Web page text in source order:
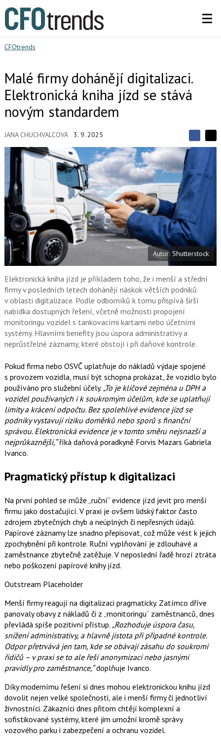
CFOtrends
Malé firmy dohánějí digitalizaci.
Elektronická kniha jízd se stává
novým standardem
JANA CHUCHVALCOVÁ 3. 9. 2025
S
d
í
l
e
t
S
a
e
o
k
e
j
X
Autor: Shutterstock
Elektronická kniha jízd je příkladem toho, že i menší a střední
firmy v posledních letech dohánějí náskok větších podniků
v oblasti digitalizace. Podle odborníků k tomu přispívá širší
nabídka dostupných řešení, včetně možnosti propojení
monitoringu vozidel s tankovacími kartami nebo účetními
systémy. Hlavními benefity jsou úspora administrativy a
neprůstřelné záznamy, které obstojí i při daňové kontrole.
Pokud firma nebo OSVČ uplatňuje do nákladů výdaje spojené
s provozem vozidla, musí být schopna prokázat, že vozidlo bylo
používáno pro služební účely. „To je klíčové zejména u DPH a
vozidel používaných i k soukromým účelům, kde se uplatňují
limity a krácení odpočtu. Bez spolehlivé evidence jízd se
podniky vystavují riziku doměrků nebo sporů s finanční
správou. Elektronická evidence je v tomto směru nejsnazší a
nejprůkaznější,“říká daňová poradkyně Forvis Mazars Gabriela
Ivanco.
Pragmatický přístup k digitalizaci
Na první pohled se může „ruční“ evidence jízd jevit pro menší
firmu jako dostačující. V praxi je ovšem lidský faktor často
zdrojem zbytečných chyb a neúplných či nepřesných údajů.
Papírové záznamy lze snadno přepisovat, což může vést k jejich
zpochybnění při kontrole. Ruční vyplňování je zdlouhavé a
zaměstnance zbytečně zatěžuje. V neposlední řadě hrozí ztráta
nebo poškození papírové knihy jízd.
Outstream Placeholder
Menší firmy reagují na digitalizaci pragmaticky. Zatímco dříve
panovaly obavy z nákladů či z „monitoringu“ zaměstnanců, dnes
převládá spíše pozitivní přístup. „Rozhoduje úspora času,
snížení administrativy, a hlavně jistota při případné kontrole.
Odpor přetrvává jen tam, kde se obávají zásahu do soukromí
řidičů – v praxi se to ale řeší anonymizací nebo jasnými
pravidly pro zaměstnance,“doplňuje Ivanco.
Díky modernímu řešení si dnes mohou elektronickou knihu jízd
dovolit nejen velké společnosti, ale i menší firmy či jednotliví
živnostníci. Zákazníci dnes přitom chtějí komplexní a
sofistikované systémy, které jim umožní kromě správy
vozového parku i zabezpečení a ochranu vozidel.